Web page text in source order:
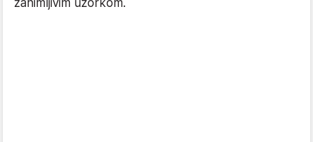
zanimljivim uzorkom.